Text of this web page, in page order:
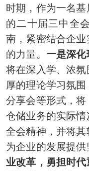
时期，作为一名
的二十届三中全
南，紧密结合企
的力量。 一是深
将在深入学、浓
厚的理论学习氛
分享会等形式，
仓储业务的实际
全会精神，并将其
为企业的发展提
业改革，勇担时代